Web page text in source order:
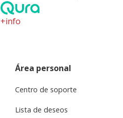
+info
Área personal
Centro de soporte
Lista de deseos